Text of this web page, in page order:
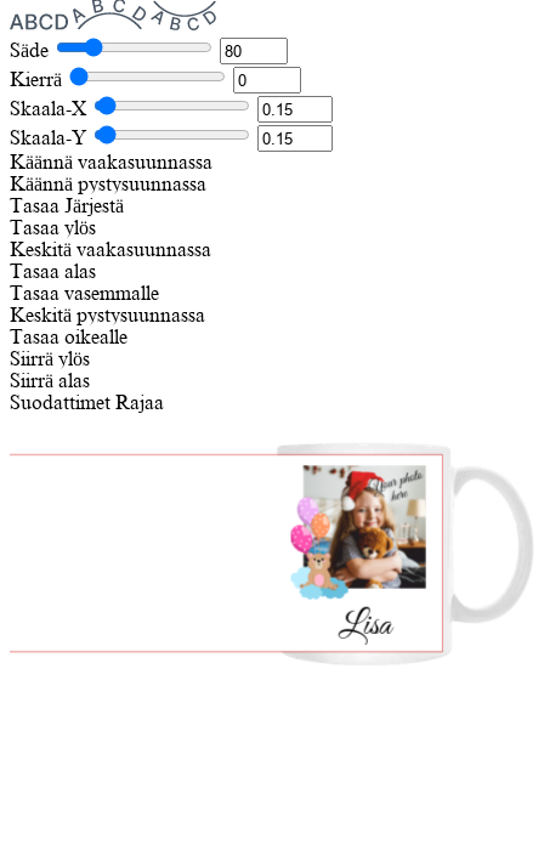
Säde
Kierrä
Skaala-X
Skaala-Y
Käännä vaakasuunnassa
Käännä pystysuunnassa
Tasaa Järjestä
Tasaa ylös
Keskitä vaakasuunnassa
Tasaa alas
Tasaa vasemmalle
Keskitä pystysuunnassa
Tasaa oikealle
Siirrä ylös
Siirrä alas
Suodattimet Rajaa